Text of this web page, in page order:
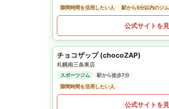
隙間時間を活用したい人
駅から5分以内のジ
公式サイトを
チョコザップ (chocoZAP)
札幌南三条東店
スポーツジム
駅から徒歩7分
隙間時間を活用したい人
公式サイトを